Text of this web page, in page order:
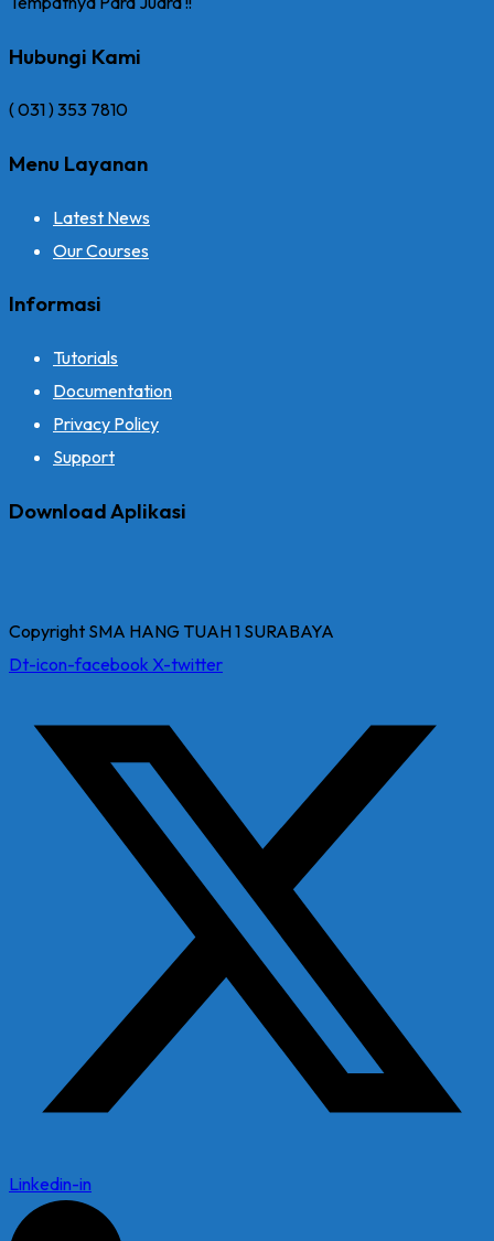
Hubungi Kami
( 031 ) 353 7810
Menu Layanan
Latest News
Our Courses
Informasi
Tutorials
Documentation
Privacy Policy
Support
Download Aplikasi
Copyright SMA HANG TUAH 1 SURABAYA
Dt-icon-facebook X-twitter
Linkedin-in